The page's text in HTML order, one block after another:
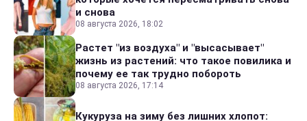
и снова
08 августа 2026, 18:02
Растет "из воздуха" и "высасывает"
жизнь из растений: что такое повилика и
почему ее так трудно побороть
08 августа 2026, 17:14
Кукуруза на зиму без лишних хлопот: